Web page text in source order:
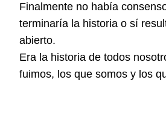
Finalmente no había
terminaría la historia o sí
abierto.
Era la historia de todos
fuimos, los que somos y los